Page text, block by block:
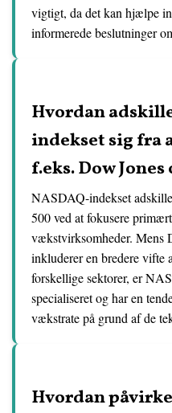
vigtigt, da det kan hjælpe
informerede beslutninger
Hvordan
indekset sig fra
f.eks. Dow Jones
NASDAQ-indekset
500 ved at fokusere
vækstvirksomheder. Mens
inkluderer en bredere vifte
forskellige sektorer, er
specialiseret og har en
vækstrate på grund af de
Hvordan